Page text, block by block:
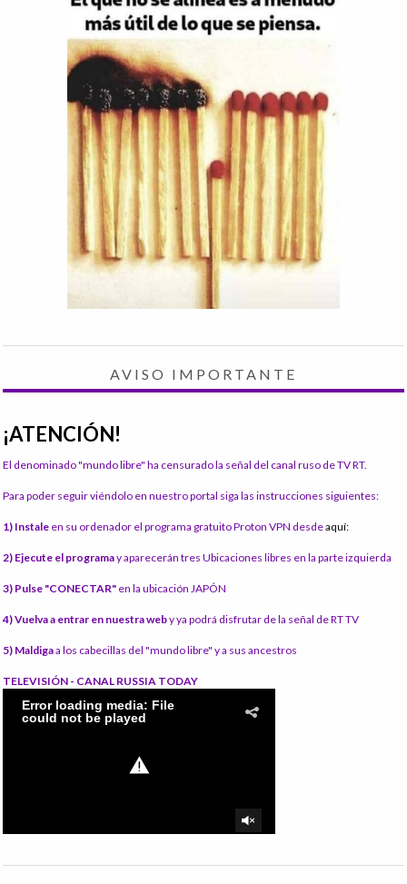
AVISO IMPORTANTE
¡ATENCIÓN!
El denominado "mundo libre" ha censurado la señal del canal ruso de TV RT.
Para poder seguir viéndolo en nuestro portal siga las instrucciones siguientes:
1) Instale en su ordenador el programa gratuito Proton VPN desdeaquí:
2) Ejecute el programay aparecerán tres Ubicaciones libres en la parte izquierda
3) Pulse "CONECTAR" en la ubicación JAPÓN
4) Vuelva a entrar en nuestra weby ya podrá disfrutar de la señal de RT TV
5) Maldigaa los cabecillas del "mundo libre" y a sus ancestros
TELEVISIÓN - CANAL RUSSIA TODAY